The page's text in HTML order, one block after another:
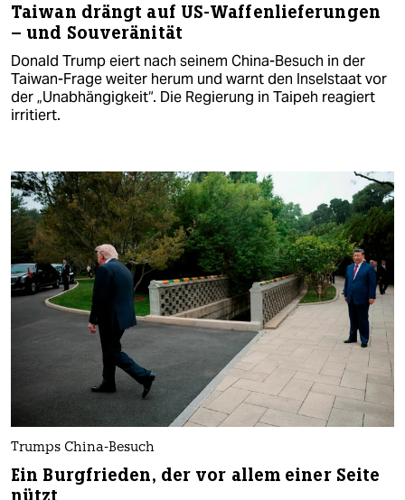
Taiwan drängt auf US-Waffenlieferungen
– und Souveränität
Donald Trump eiert nach seinem China-Besuch in der
Taiwan-Frage weiter herum und warnt den Inselstaat vor
der „Unabhängigkeit“. Die Regierung in Taipeh reagiert
irritiert.
Trumps China-Besuch
Ein Burgfrieden, der vor allem einer Seite